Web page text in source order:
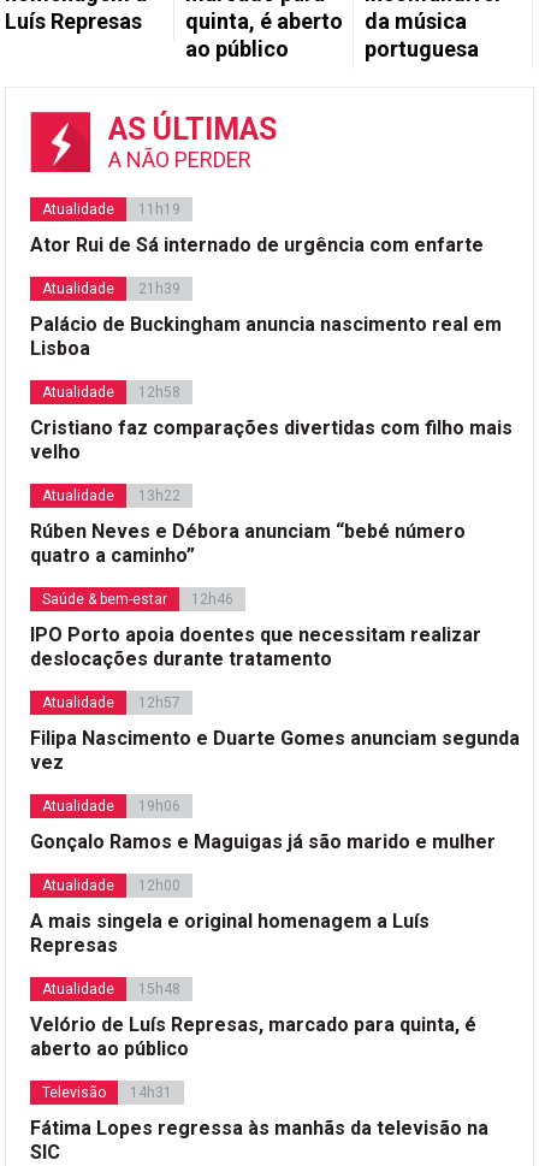
Luís Represas
quinta, é aberto
ao público
da música
portuguesa
AS ÚLTIMAS
A NÃO PERDER
Atualidade 11h19
Ator Rui de Sá internado de urgência com enfarte
Atualidade 21h39
Palácio de Buckingham anuncia nascimento real em
Lisboa
Atualidade 12h58
Cristiano faz comparações divertidas com filho mais
velho
Atualidade 13h22
Rúben Neves e Débora anunciam “bebé número
quatro a caminho”
Saúde & bem-estar 12h46
IPO Porto apoia doentes que necessitam realizar
deslocações durante tratamento
Atualidade 12h57
Filipa Nascimento e Duarte Gomes anunciam segunda
vez
Atualidade 19h06
Gonçalo Ramos e Maguigas já são marido e mulher
Atualidade 12h00
A mais singela e original homenagem a Luís
Represas
Atualidade 15h48
Velório de Luís Represas, marcado para quinta, é
aberto ao público
Televisão 14h31
Fátima Lopes regressa às manhãs da televisão na
SIC